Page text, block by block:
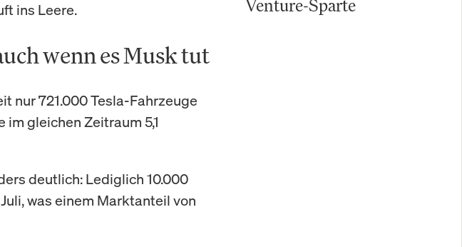
ins Leere.
wenn es Musk tut
nur 721.000 Tesla-Fahrzeuge
gleichen Zeitraum 5,1
deutlich: Lediglich 10.000
was einem Marktanteil von
Venture-Sparte